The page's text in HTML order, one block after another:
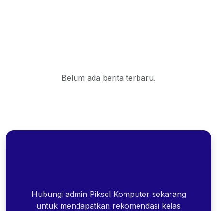
Belum ada berita terbaru.
Hubungi admin Piksel Komputer sekarang
untuk mendapatkan rekomendasi kelas